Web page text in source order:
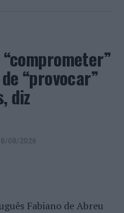
MORA LAND
Époque” anima
droga
“provocar”
diz
08/2026
Fabiano de Abreu